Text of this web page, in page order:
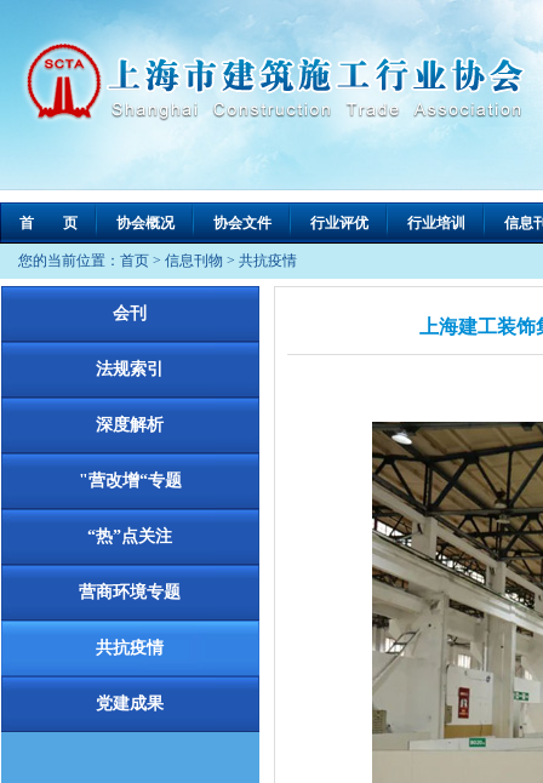
首 页 协会概况 协会文件 行业评优 行业培训 信息
您的当前位置： 首页 > 信息刊物 > 共抗疫情
会刊
法规索引
深度解析
"营改增“专题
“热”点关注
营商环境专题
共抗疫情
党建成果
上海建工装